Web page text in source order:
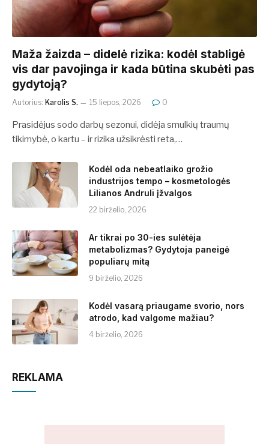
​​Maža žaizda – didelė rizika: kodėl stabligė
vis dar pavojinga ir kada būtina skubėti pas
gydytoją?
Autorius: Karolis S. 15 liepos, 2026 0
Prasidėjus sodo darbų sezonui, didėja smulkių traumų
tikimybė, o kartu – ir rizika užsikrėsti reta,…
Kodėl oda nebeatlaiko grožio
industrijos tempo – kosmetologės
Lilianos Andruli įžvalgos
22 birželio, 2026
Ar tikrai po 30-ies sulėtėja
metabolizmas? Gydytoja paneigė
populiarų mitą
9 birželio, 2026
Kodėl vasarą priaugame svorio, nors
atrodo, kad valgome mažiau?
4 birželio, 2026
REKLAMA